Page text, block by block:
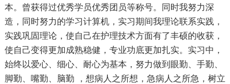
本。曾获得过优秀学员优秀团员等称号。同时我努力深
造，同时努力的学习计算机，实习期间我理论联系实践，
实践巩固理论，使自己在护理技术方面有了丰硕的收获，
使自己变得更加成熟稳健，专业功底更加扎实。实习中，
始终以爱心、细心、耐心为基本，努力做到眼勤、手勤、
脚勤、嘴勤、脑勤 ，想病人之所想，急病人之所急，树立